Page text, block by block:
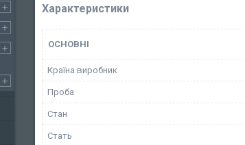
Характеристики
ОСНОВНІ
Країна виробник
Проба
Стан
Стать